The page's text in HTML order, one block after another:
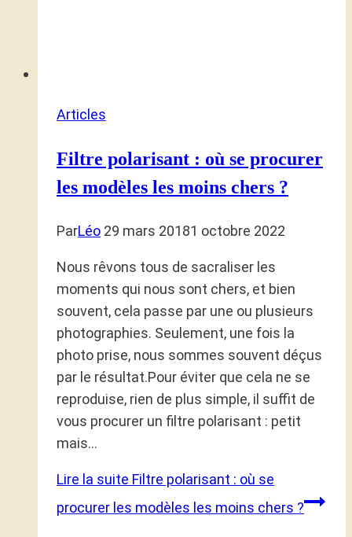
Articles
Filtre polarisant : où se procurer
les modèles les moins chers ?
ParLéo 29 mars 20181 octobre 2022
Nous rêvons tous de sacraliser les
moments qui nous sont chers, et bien
souvent, cela passe par une ou plusieurs
photographies. Seulement, une fois la
photo prise, nous sommes souvent déçus
par le résultat.Pour éviter que cela ne se
reproduise, rien de plus simple, il suffit de
vous procurer un filtre polarisant : petit
mais…
Lire la suite Filtre polarisant : où se
procurer les modèles les moins chers ?